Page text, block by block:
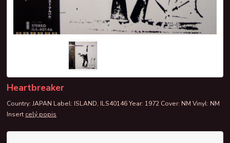
Heartbreaker
Country: JAPAN Label: ISLAND, ILS40146 Year: 1972 Cover: NM Vinyl: NM
Insert celý popis